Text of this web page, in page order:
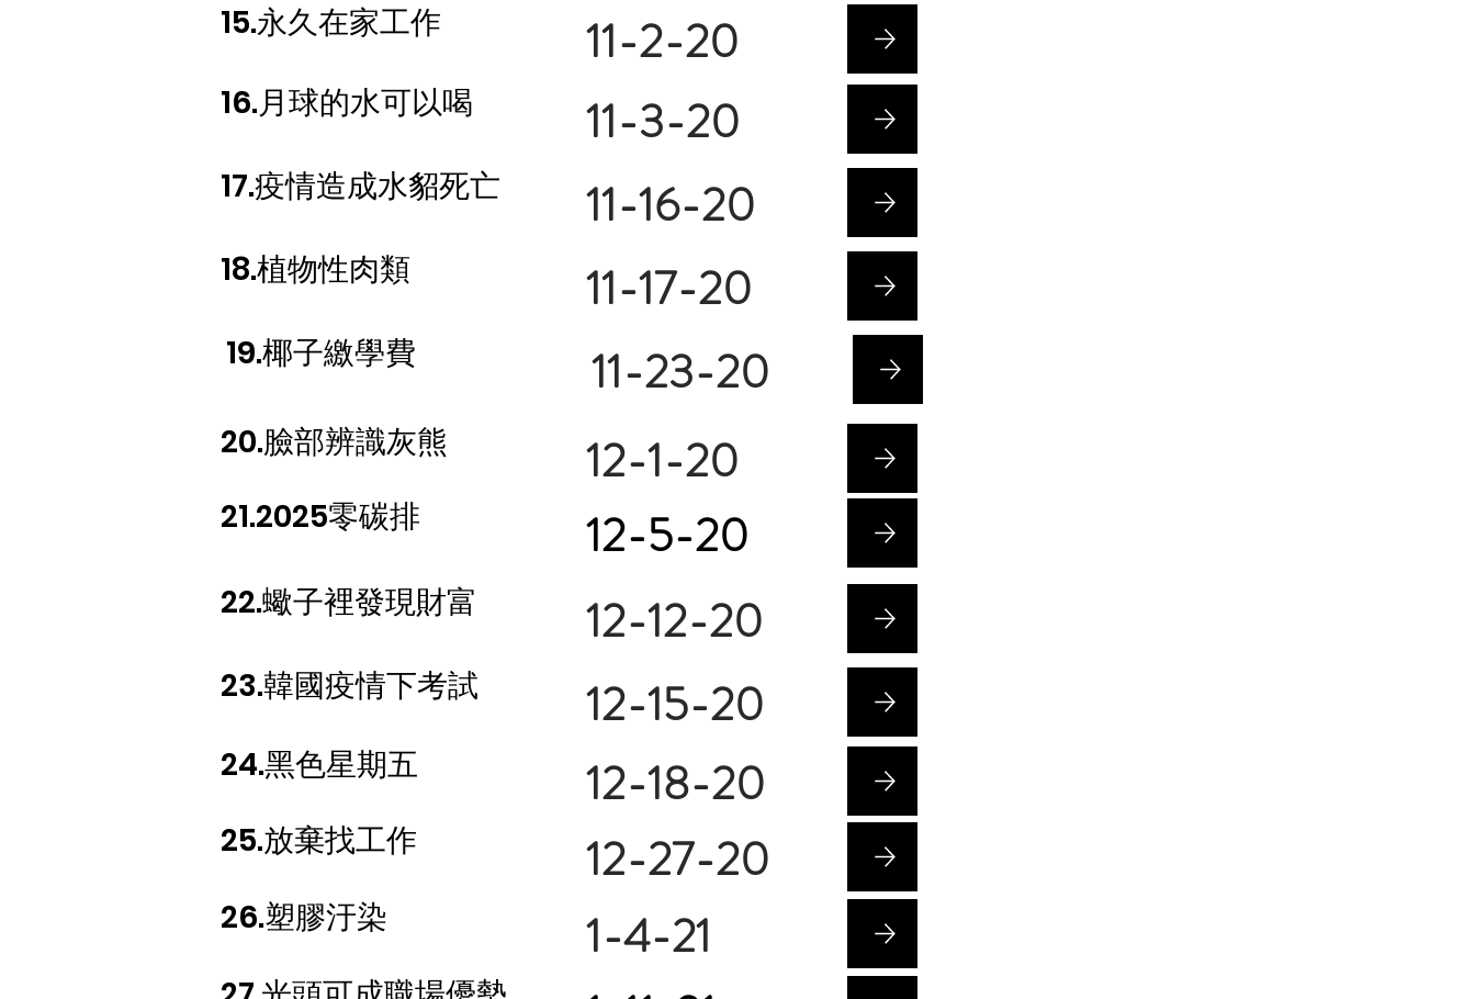
​15.永久在家工作​ 11-2-20
​16.月球的水可以喝 11-3-20
​17.疫情造成水貂死亡 11-16-20
18.植物性肉類 11-17-20
​19.椰子繳學費 11-23-20
​20.臉部辨識灰熊 12-1-20
21.2025零碳排 12-5-20
22.蠍子裡發現財富 12-12-20
​23.韓國疫情下考試 12-15-20
​24.黑色星期五 12-18-20
​25.放棄找工作 12-27-20
​26.塑膠汙染 1-4-21